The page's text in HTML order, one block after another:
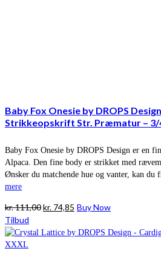
Baby Fox Onesie by DROPS
Strikkeopskrift Str. Præmatur – 3/
Baby Fox Onesie by DROPS Design er en
Alpaca. Den fine body er strikket med
Ønsker du matchende hue og vanter, kan
mere
kr.111,00Den
pris
kr. 74,85 Den
pris
Buy Now
Tilbud